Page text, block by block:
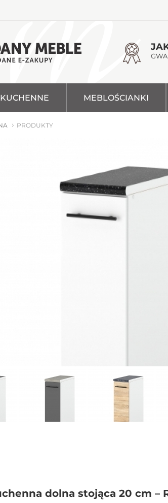
MEBLOŚCIANKI
PRODUKTY
dolna stojąca 20 cm –